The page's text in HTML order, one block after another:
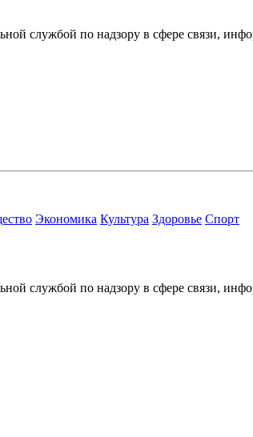
службой по надзору в сфере связи,
Экономика Культура Здоровье Спорт
службой по надзору в сфере связи,